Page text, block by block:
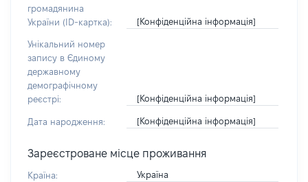
громадянина
України (ID-картка):
[Конфіденційна інформація]
Унікальний номер
запису в Єдиному
державному
демографічному
реєстрі:
[Конфіденційна інформація]
Дата народження: [Конфіденційна інформація]
Зареєстроване місце проживання
Країна: Україна